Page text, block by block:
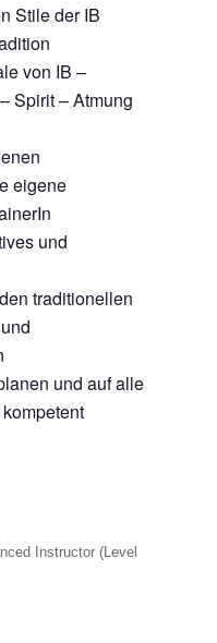
Stile der IB
von IB –
Spirit – Atmung
eigene
und
traditionellen
und auf alle
Instructor (Level